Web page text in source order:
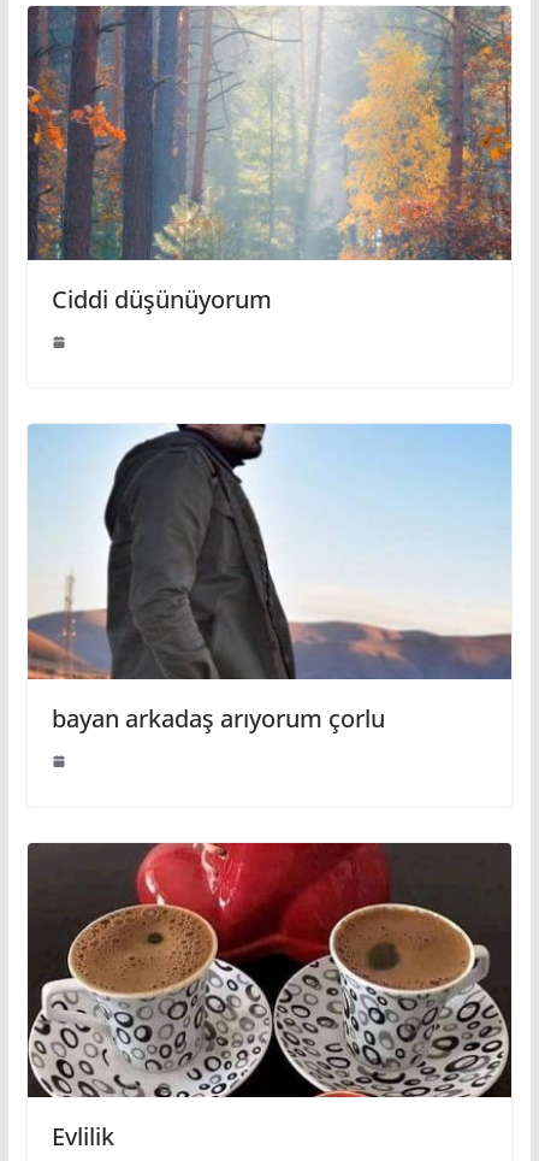
Ciddi düşünüyorum
bayan arkadaş arıyorum çorlu
Evlilik